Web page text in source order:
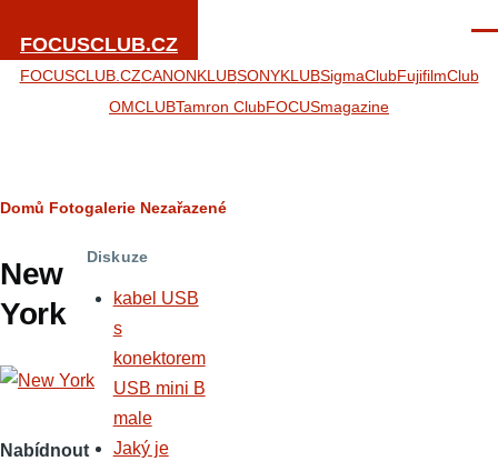
FOCUSCLUB.CZ
FOCUSCLUB.CZCANONKLUBSONYKLUBSigmaClubFujifilmClub
OMCLUBTamron ClubFOCUSmagazine
Drobečková
navigace
Domů Fotogalerie Nezařazené
New
York
Nabídnout
Diskuze
kabel USB
s
konektorem
USB mini B
male
Jaký je